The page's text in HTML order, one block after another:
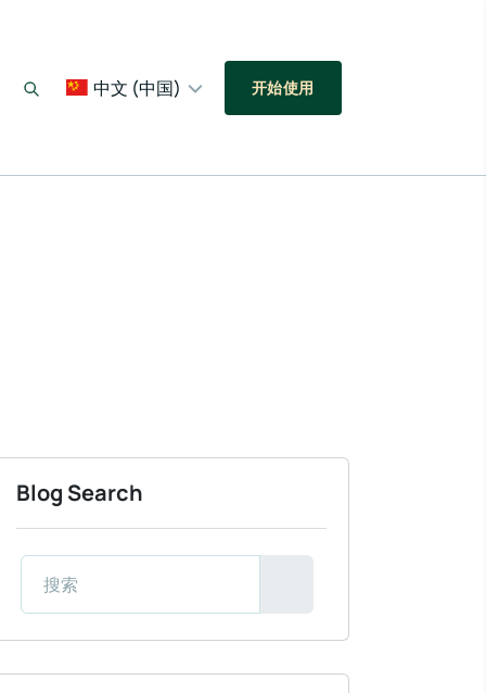
中文 (中国) 开始使用
Blog Search